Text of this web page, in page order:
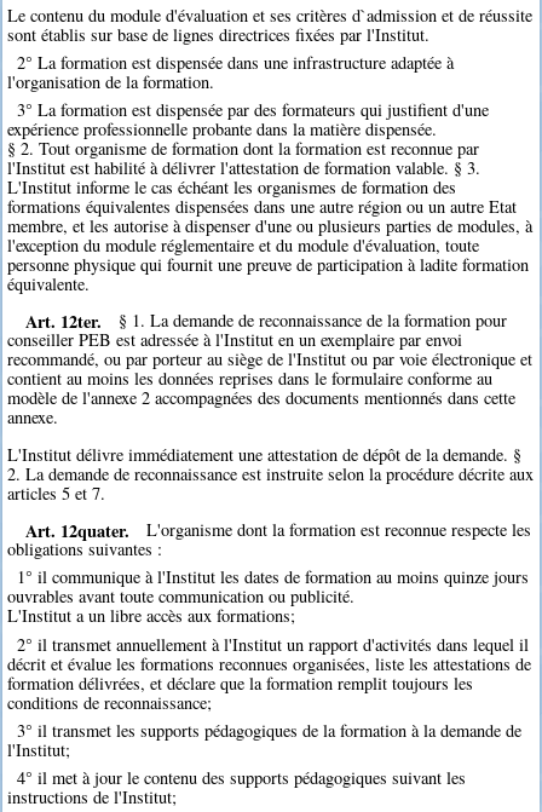
Le contenu du module d'évaluation et ses critères d`admission et de réussite
sont établis sur base de lignes directrices fixées par l'Institut.
2° La formation est dispensée dans une infrastructure adaptée à
l'organisation de la formation.
3° La formation est dispensée par des formateurs qui justifient d'une
expérience professionnelle probante dans la matière dispensée.
§ 2. Tout organisme de formation dont la formation est reconnue par
l'Institut est habilité à délivrer l'attestation de formation valable. § 3.
L'Institut informe le cas échéant les organismes de formation des
formations équivalentes dispensées dans une autre région ou un autre Etat
membre, et les autorise à dispenser d'une ou plusieurs parties de modules, à
l'exception du module réglementaire et du module d'évaluation, toute
personne physique qui fournit une preuve de participation à ladite formation
équivalente.
Art. 12ter.
§ 1. La demande de reconnaissance de la formation pour
conseiller PEB est adressée à l'Institut en un exemplaire par envoi
recommandé, ou par porteur au siège de l'Institut ou par voie électronique et
contient au moins les données reprises dans le formulaire conforme au
modèle de l'annexe 2 accompagnées des documents mentionnés dans cette
annexe.
L'Institut délivre immédiatement une attestation de dépôt de la demande. §
2. La demande de reconnaissance est instruite selon la procédure décrite aux
articles 5 et 7.
Art. 12quater.
L'organisme dont la formation est reconnue respecte les
obligations suivantes :
1° il communique à l'Institut les dates de formation au moins quinze jours
ouvrables avant toute communication ou publicité.
L'Institut a un libre accès aux formations;
2° il transmet annuellement à l'Institut un rapport d'activités dans lequel il
décrit et évalue les formations reconnues organisées, liste les attestations de
formation délivrées, et déclare que la formation remplit toujours les
conditions de reconnaissance;
3° il transmet les supports pédagogiques de la formation à la demande de
l'Institut;
4° il met à jour le contenu des supports pédagogiques suivant les
instructions de l'Institut;